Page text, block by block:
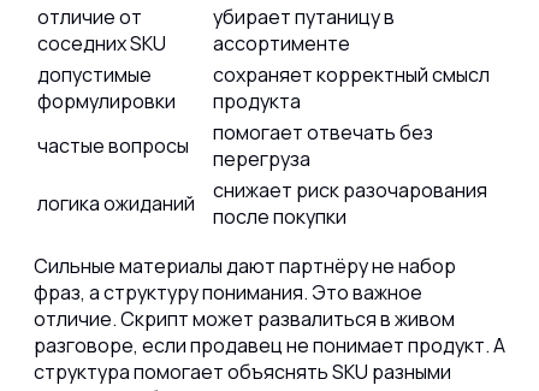
отличие от
соседних SKU
убирает путаницу в
ассортименте
допустимые
формулировки
сохраняет корректный смысл
продукта
частые вопросы
помогает отвечать без
перегруза
логика ожиданий
снижает риск разочарования
после покупки
Сильные материалы дают партнёру не набор
фраз, а структуру понимания. Это важное
отличие. Скрипт может развалиться в живом
разговоре, если продавец не понимает продукт. А
структура помогает объяснять SKU разными